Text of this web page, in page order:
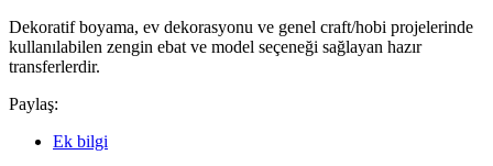
Dekoratif boyama, ev dekorasyonu ve genel craft/hobi projelerinde
kullanılabilen zengin ebat ve model seçeneği sağlayan hazır
transferlerdir.
Paylaş:
Ek bilgi